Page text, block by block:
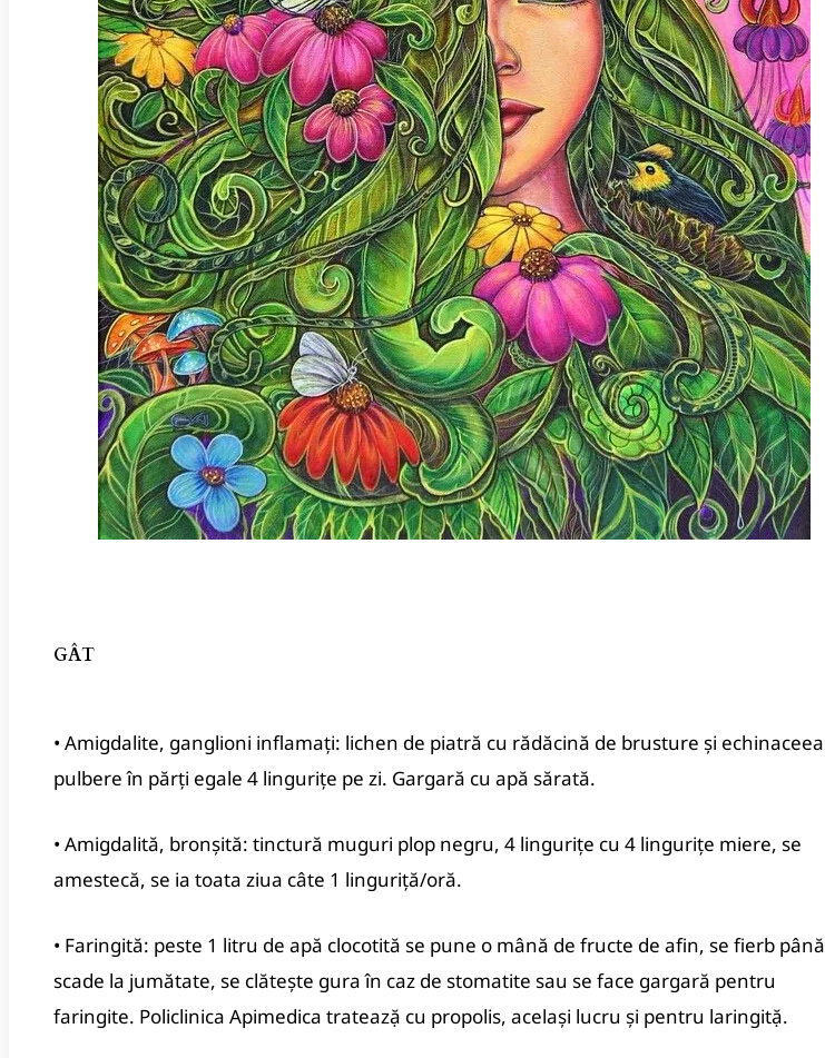
GÂT
• Amigdalite, ganglioni inflamaţi: lichen de piatră cu rădăcină de brusture şi echinaceea
pulbere în părți egale 4 linguriţe pe zi. Gargară cu apă sărată.
• Amigdalită, bronşită: tinctură muguri plop negru, 4 linguriţe cu 4 linguriţe miere, se
amestecă, se ia toata ziua câte 1 linguriţă/oră.
• Faringită: peste 1 litru de apă clocotită se pune o mână de fructe de afin, se fierb până
scade la jumătate, se clăteşte gura în caz de stomatite sau se face gargară pentru
faringite. Policlinica Apimedica trateazặ cu propolis, acelaşi lucru şi pentru laringitặ.